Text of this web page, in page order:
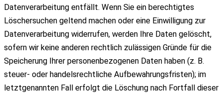
Datenverarbeitung entfällt. Wenn Sie ein berechtigtes
Löschersuchen geltend machen oder eine Einwilligung zur
Datenverarbeitung widerrufen, werden Ihre Daten gelöscht,
sofern wir keine anderen rechtlich zulässigen Gründe für die
Speicherung Ihrer personenbezogenen Daten haben (z. B.
steuer- oder handelsrechtliche Aufbewahrungsfristen); im
letztgenannten Fall erfolgt die Löschung nach Fortfall dieser